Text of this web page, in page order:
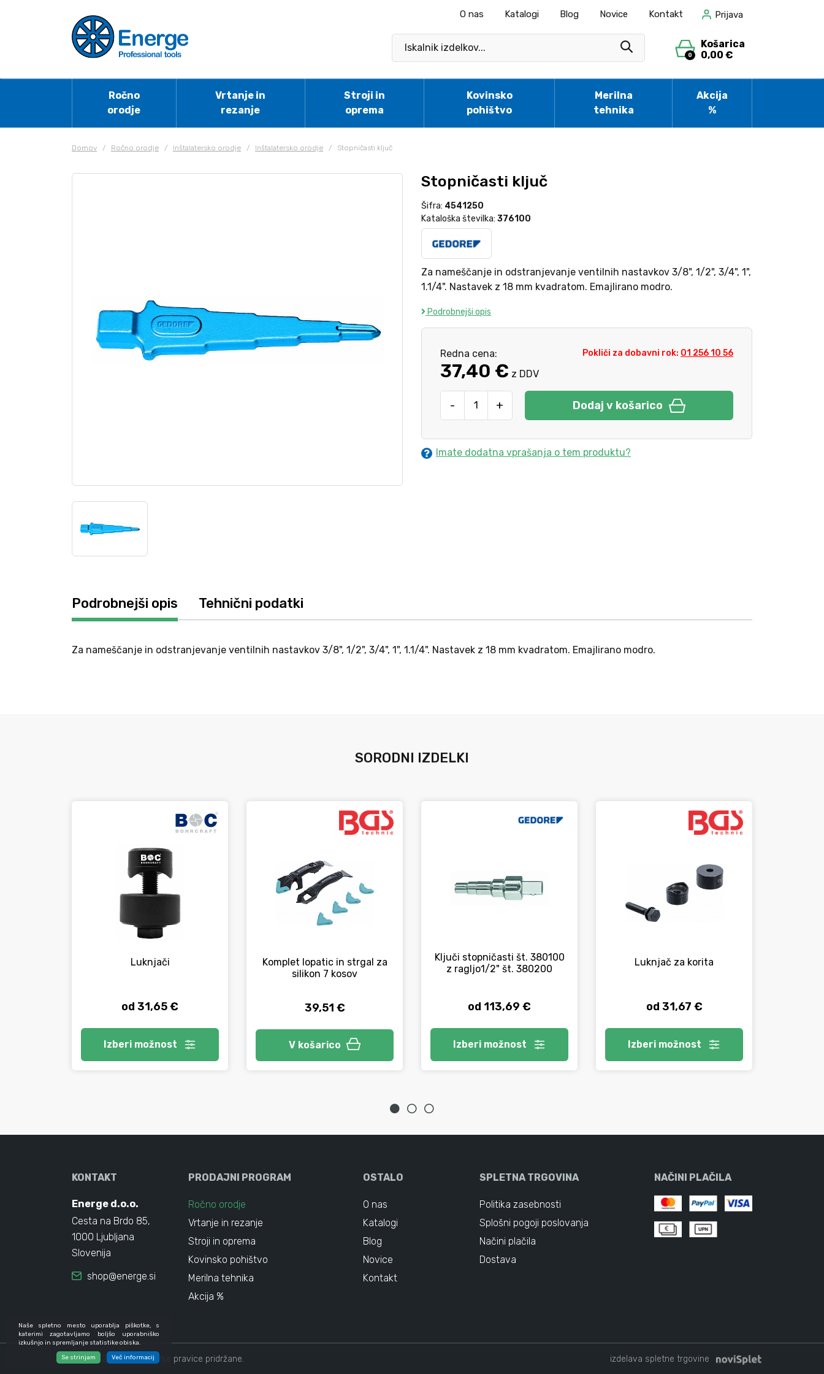
O nas Katalogi Blog Novice Kontakt Prijava
0
Košarica
0,00 €
Ročno
orodje
Vrtanje in
rezanje
Stroji in
oprema
Kovinsko
pohištvo
Merilna
tehnika
Akcija
%
Domov / Ročno orodje / Inštalatersko orodje / Inštalatersko orodje / Stopničasti ključ
Stopničasti ključ
Šifra: 4541250
Kataloška številka: 376100
Za nameščanje in odstranjevanje ventilnih nastavkov 3/8", 1/2", 3/4", 1",
1.1/4". Nastavek z 18 mm kvadratom. Emajlirano modro.
Podrobnejši opis
Pokliči za dobavni rok: 01 256 10 56
Redna cena:
37,40 € z DDV
- + Dodaj v košarico
Imate dodatna vprašanja o tem produktu?
Podrobnejši opis Tehnični podatki
Za nameščanje in odstranjevanje ventilnih nastavkov 3/8", 1/2", 3/4", 1", 1.1/4". Nastavek z 18 mm kvadratom. Emajlirano modro.
SORODNI IZDELKI
Luknjači
od 31,65 €
Izberi možnost
Komplet lopatic in strgal za
silikon 7 kosov
39,51 €
V košarico
Ključi stopničasti št. 380100
z ragljo1/2" št. 380200
od 113,69 €
Izberi možnost
Luknjač za korita
od 31,67 €
Izberi možnost
KONTAKT
Energe d.o.o.
Cesta na Brdo 85,
1000 Ljubljana
Slovenija
shop@energe.si
PRODAJNI PROGRAM
Ročno orodje
Vrtanje in rezanje
Stroji in oprema
Kovinsko pohištvo
Merilna tehnika
Akcija %
OSTALO
O nas
Katalogi
Blog
Novice
Kontakt
SPLETNA TRGOVINA
Politika zasebnosti
Splošni pogoji poslovanja
Načini plačila
Dostava
NAČINI PLAČILA
© 2024 - 2026 Energe. Vse pravice pridržane. izdelava spletne trgovine
Naše spletno mesto uporablja piškotke, s
katerimi zagotavljamo boljšo uporabniško
izkušnjo in spremljanje statistike obiska.
Se strinjam
Več informacij